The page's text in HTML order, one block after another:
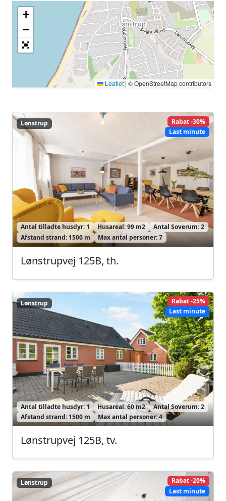
Centrér kort
+
−
Leaflet|© OpenStreetMap contributors
Lønstrup
Lønstrup
Rabat -30%
Last minute
Antal tilladte husdyr: 1 Husareal: 99 m2
Antal Soverum: 2
Afstand strand: 1500 m
Max antal personer: 7
Lønstrupvej 125B, th.
Lønstrup
Lønstrup
Rabat -25%
Last minute
Antal tilladte husdyr: 1 Husareal: 60 m2
Antal Soverum: 2
Afstand strand: 1500 m
Max antal personer: 4
Lønstrupvej 125B, tv.
Lønstrup
Lønstrup
Rabat -20%
Last minute